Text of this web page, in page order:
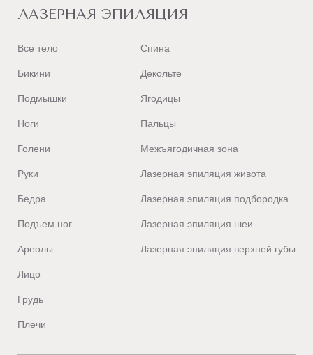
ЛАЗЕРНАЯ ЭПИЛЯЦИЯ
Все тело
Бикини
Подмышки
Ноги
Голени
Руки
Бедра
Подъем ног
Ареолы
Лицо
Грудь
Плечи
Спина
Декольте
Ягодицы
Пальцы
Межъягодичная зона
Лазерная эпиляция живота
Лазерная эпиляция подбородка
Лазерная эпиляция шеи
Лазерная эпиляция верхней губы